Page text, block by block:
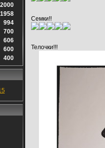
2000
1958
994
700
606
600
400
Семки!!
Телочки!!!